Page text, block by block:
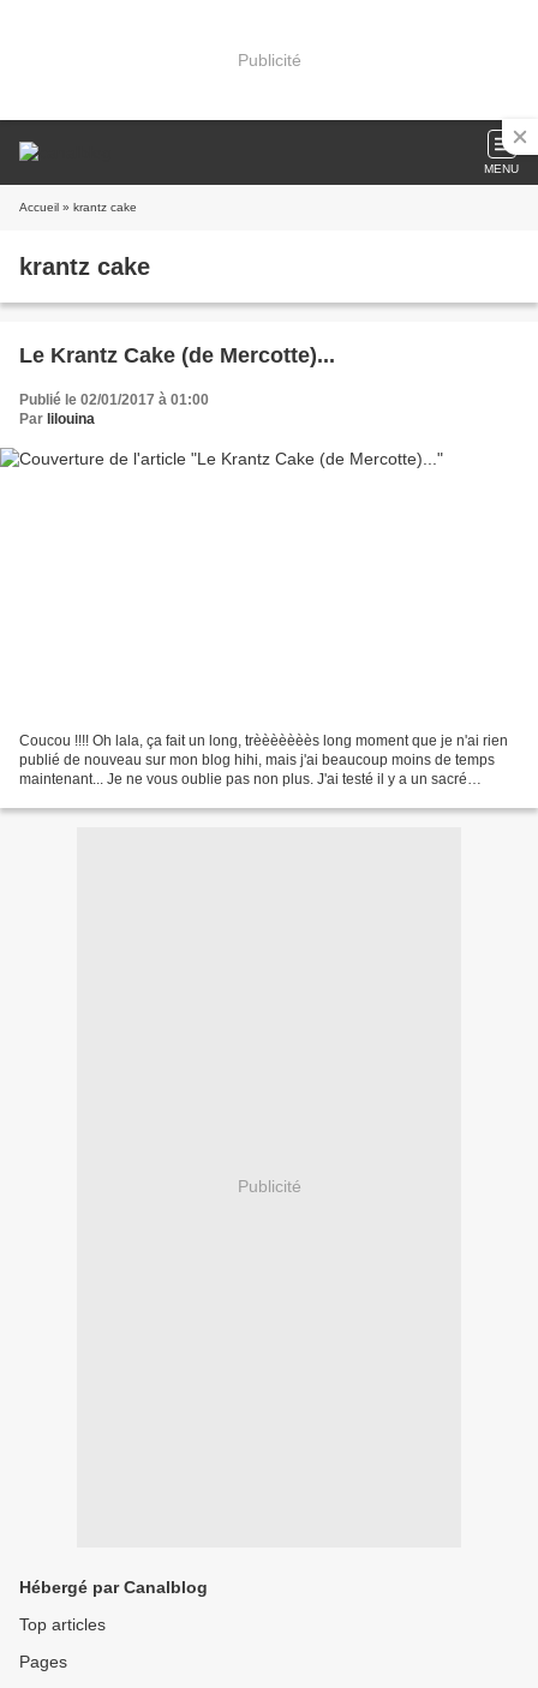
Publicité
MENU
Accueil » krantz cake
krantz cake
Le Krantz Cake (de Mercotte)...
Publié le 02/01/2017 à 01:00
Par lilouina
Coucou !!!! Oh lala, ça fait un long, trèèèèèèès long moment que je n'ai rien
publié de nouveau sur mon blog hihi, mais j'ai beaucoup moins de temps
maintenant... Je ne vous oublie pas non plus. J'ai testé il y a un sacré
Publicité
Hébergé par Canalblog
Top articles
Pages